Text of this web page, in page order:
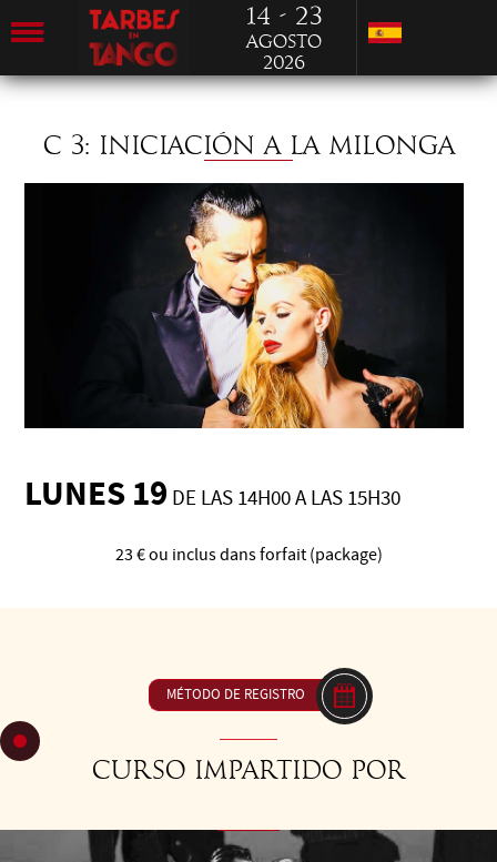
14 - 23
Agosto
2026
C 3: INICIACIÓN A LA MILONGA
LUNES 19 DE LAS 14H00 A LAS 15H30
23 € ou inclus dans forfait (package)
MÉTODO DE REGISTRO
Curso impartido por